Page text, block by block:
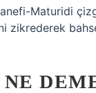
Maturidi
zikrederek